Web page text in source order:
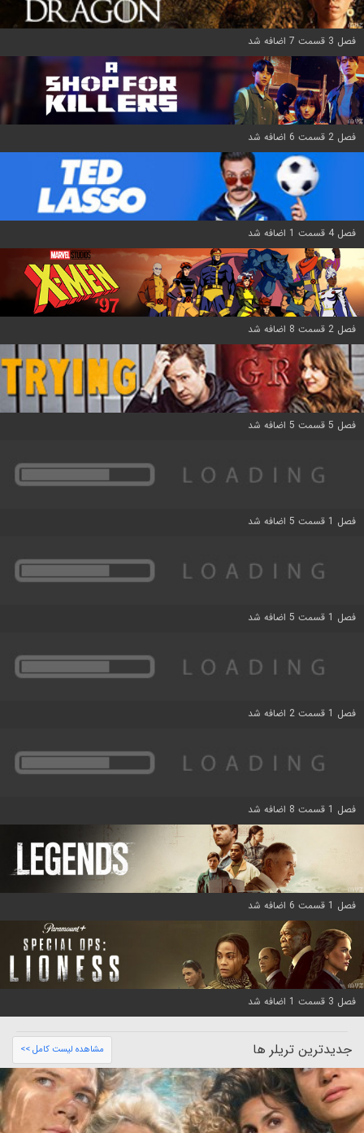
فصل 3 قسمت 7 اضافه شد
فصل 2 قسمت 6 اضافه شد
فصل 4 قسمت 1 اضافه شد
فصل 2 قسمت 8 اضافه شد
فصل 5 قسمت 5 اضافه شد
فصل 1 قسمت 5 اضافه شد
فصل 1 قسمت 5 اضافه شد
فصل 1 قسمت 2 اضافه شد
فصل 1 قسمت 8 اضافه شد
فصل 1 قسمت 6 اضافه شد
فصل 3 قسمت 1 اضافه شد
جدیدترین تریلر ها مشاهده لیست کامل >>